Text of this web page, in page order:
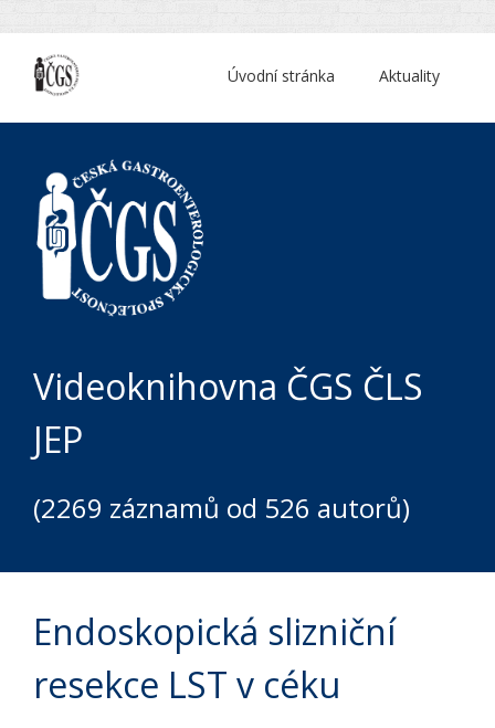
Aktuality
Úvodní stránka
Videoknihovna ČGS ČLS
JEP
(2269 záznamů od 526 autorů)
Endoskopická slizniční
resekce LST v céku